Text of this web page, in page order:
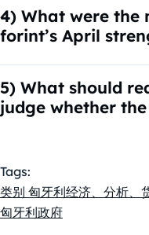
make the forint react
sharply — than peers to
signals.
u003cstrongu003edip
routine market factors:
cancel a broader
4) What were the
forint’s April
The article links the rally
u003cstrongu003elower
improved sentiment on
EU relationship —
fundsu003c/strongu003e.
5) What should
judge whether
u003cstrongu003eclear
especially on EU-related
drivers like
Tags:
类别 匈牙利经济、分析、
匈牙利政府